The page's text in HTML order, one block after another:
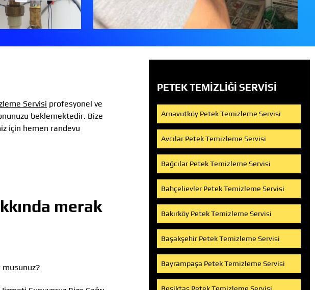
Servisi profesyonel ve
beklemektedir. Bize
için hemen randevu
merak
musunuz?
PETEK TEMIZLIĞI SERVISI
Arnavutköy Petek Temizleme Servisi
Avcılar Petek Temizleme Servisi
Bağcılar Petek Temizleme Servisi
Bahçelievler Petek Temizleme Servisi
Bakırköy Petek Temizleme Servisi
Başakşehir Petek Temizleme Servisi
Bayrampaşa Petek Temizleme Servisi